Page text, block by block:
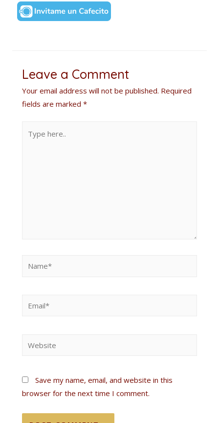
Leave a Comment
Your email address will not be published. Required
fields are marked *
Save my name, email, and website in this
browser for the next time I comment.